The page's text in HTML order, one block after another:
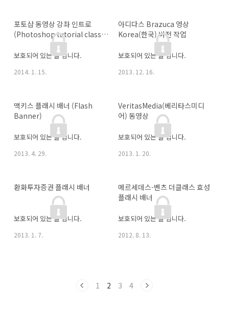
포토샵 동영상 강좌 인트로
(Photoshop tutorial class
보호되어 있는 글 입니다.
2014. 1. 15.
아디다스 Brazuca 영상
Korea(한국) 버전 작업
보호되어 있는 글 입니다.
2013. 12. 16.
맥키스 플래시 배너 (Flash
Banner)
보호되어 있는 글 입니다.
2013. 4. 29.
VeritasMedia(베리타스미디
어) 동영상
보호되어 있는 글 입니다.
2013. 1. 20.
환화투자증권 플래시 배너
보호되어 있는 글 입니다.
2013. 1. 7.
메르세데스-벤츠 더클래스 효성
플래시 배너
보호되어 있는 글 입니다.
2012. 8. 13.
1 2 3 4